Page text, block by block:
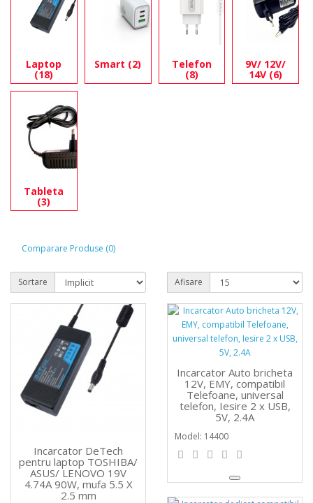
Laptop
(18)
Smart (2) Telefon
(8)
9V/ 12V/
14V (6)
Tableta
(3)
Comparare Produse (0)
Sortare Afisare
Incarcator DeTech
pentru laptop TOSHIBA/
ASUS/ LENOVO 19V
4.74A 90W, mufa 5.5 X
2.5 mm
Incarcator Auto bricheta
12V, EMY, compatibil
Telefoane, universal
telefon, Iesire 2 x USB,
5V, 2.4A
Model: 14400